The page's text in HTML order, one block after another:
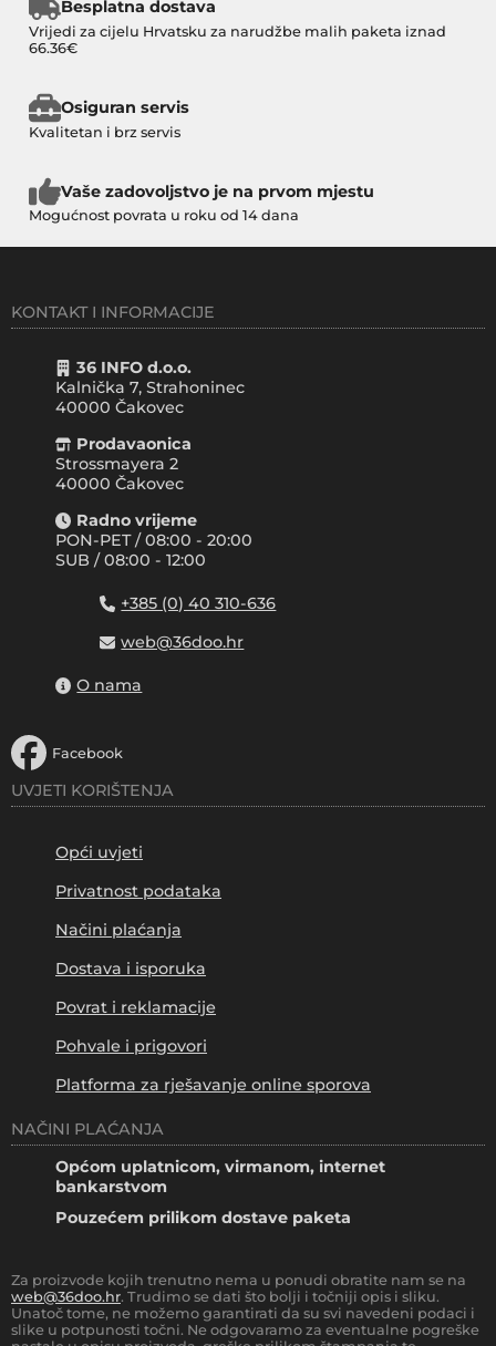
Besplatna dostava
Vrijedi za cijelu Hrvatsku za narudžbe malih paketa iznad
66.36€
Osiguran servis
Kvalitetan i brz servis
Vaše zadovoljstvo je na prvom mjestu
Mogućnost povrata u roku od 14 dana
KONTAKT I INFORMACIJE
36 INFO d.o.o.
Kalnička 7, Strahoninec
40000 Čakovec
Prodavaonica
Strossmayera 2
40000 Čakovec
Radno vrijeme
PON-PET / 08:00 - 20:00
SUB / 08:00 - 12:00
+385 (0) 40 310-636
web@36doo.hr
O nama
Facebook
UVJETI KORIŠTENJA
Opći uvjeti
Privatnost podataka
Načini plaćanja
Dostava i isporuka
Povrat i reklamacije
Pohvale i prigovori
Platforma za rješavanje online sporova
NAČINI PLAĆANJA
Općom uplatnicom, virmanom, internet
bankarstvom
Pouzećem prilikom dostave paketa
Za proizvode kojih trenutno nema u ponudi obratite nam se na
web@36doo.hr. Trudimo se dati što bolji i točniji opis i sliku.
Unatoč tome, ne možemo garantirati da su svi navedeni podaci i
slike u potpunosti točni. Ne odgovaramo za eventualne pogreške